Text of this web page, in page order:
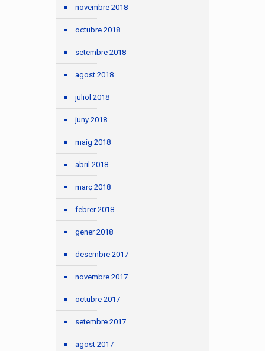
novembre 2018
octubre 2018
setembre 2018
agost 2018
juliol 2018
juny 2018
maig 2018
abril 2018
març 2018
febrer 2018
gener 2018
desembre 2017
novembre 2017
octubre 2017
setembre 2017
agost 2017